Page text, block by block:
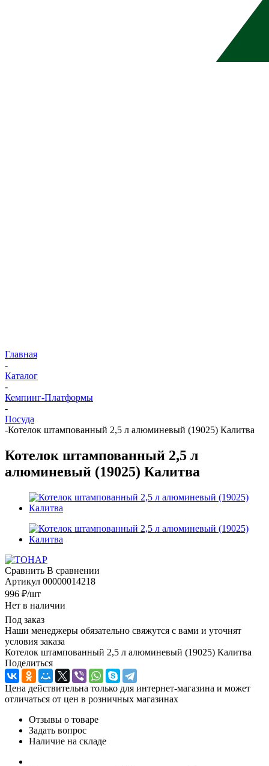
Главная
-
Каталог
-
Кемпинг-Платформы
-
Посуда
-Котелок штампованный 2,5 л алюминевый (19025) Калитва
Котелок штампованный 2,5 л
алюминевый (19025) Калитва
Сравнить В сравнении
Артикул 00000014218
996 ₽/шт
Нет в наличии
Под заказ
Наши менеджеры обязательно свяжутся с вами и уточнят
условия заказа
Котелок штампованный 2,5 л алюминевый (19025) Калитва
Поделиться
Цена действительна только для интернет-магазина и может
отличаться от цен в розничных магазинах
Отзывы о товаре
Задать вопрос
Наличие на складе